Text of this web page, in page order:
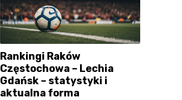
Rankingi Raków
Częstochowa – Lechia
Gdańsk – statystyki i
aktualna forma